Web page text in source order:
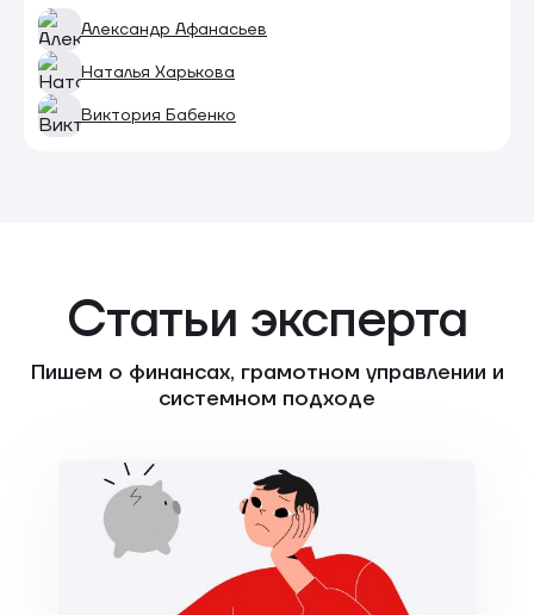
Александр Афанасьев
Наталья Харькова
Виктория Бабенко
Статьи эксперта
Пишем о финансах, грамотном управлении и
системном подходе